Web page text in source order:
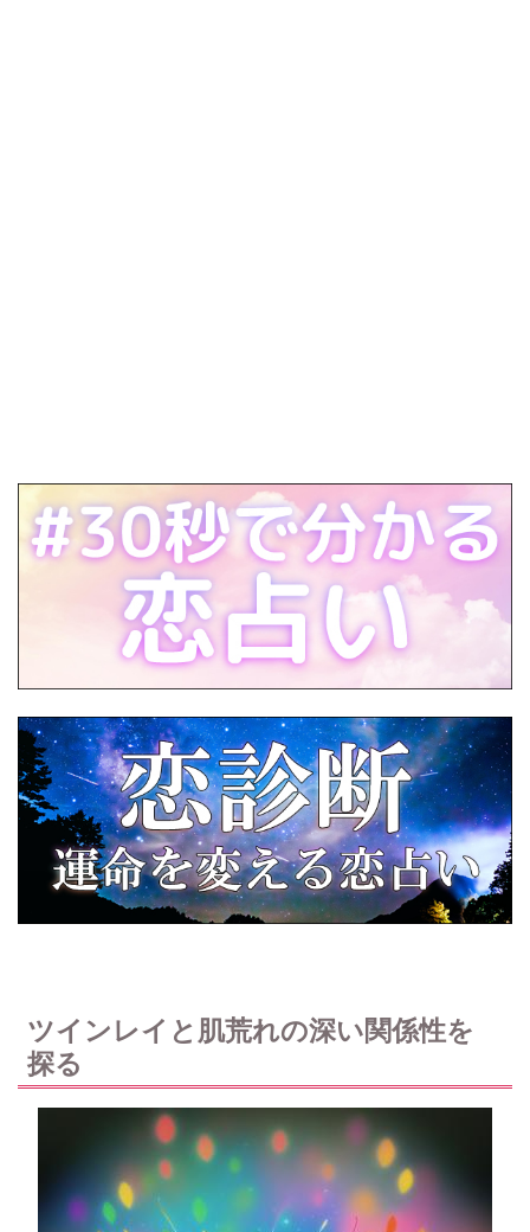
ツインレイと肌荒れの深い関係性を
探る